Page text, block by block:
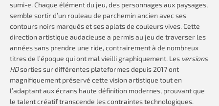
sumi-e. Chaque élément du jeu, des personnages aux paysages,
semble sortir d’un rouleau de parchemin ancien avec ses
contours noirs marqués et ses aplats de couleurs vives. Cette
direction artistique audacieuse a permis au jeu de traverser les
années sans prendre une ride, contrairement à de nombreux
titres de l’époque qui ont mal vieilli graphiquement. Les versions
HDsorties sur différentes plateformes depuis 2017 ont
magnifiquement préservé cette vision artistique tout en
l’adaptant aux écrans haute définition modernes, prouvant que
le talent créatif transcende les contraintes technologiques.